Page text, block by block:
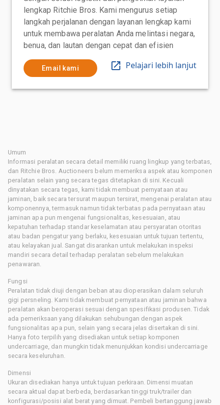
lengkap Ritchie Bros. Kami mengurus setiap
langkah perjalanan dengan layanan lengkap kami
untuk membawa peralatan Anda melintasi negara,
benua, dan lautan dengan cepat dan efisien
Email kami Pelajari lebih lanjut
Umum
Informasi peralatan secara detail memiliki ruang lingkup yang terbatas,
dan Ritchie Bros. Auctioneers belum memeriksa aspek atau komponen
peralatan selain yang secara tegas ditetapkan di sini. Kecuali
dinyatakan secara tegas, kami tidak membuat pernyataan atau
jaminan, baik secara tersurat maupun tersirat, mengenai peralatan atau
komponennya, termasuk namun tidak terbatas pada pernyataan atau
jaminan apa pun mengenai fungsionalitas, kesesuaian, atau
kepatuhan terhadap standar keselamatan atau persyaratan otoritas
atau badan pengatur yang berlaku, kesesuaian untuk tujuan tertentu,
atau kelayakan jual. Sangat disarankan untuk melakukan inspeksi
mandiri secara detail terhadap peralatan sebelum melakukan
penawaran.
Fungsi
Peralatan tidak diuji dengan beban atau dioperasikan dalam seluruh
gigi persneling. Kami tidak membuat pernyataan atau jaminan bahwa
peralatan akan beroperasi sesuai dengan spesifikasi produsen. Tidak
ada pemeriksaan yang dilakukan sehubungan dengan aspek
fungsionalitas apa pun, selain yang secara jelas disertakan di sini.
Hanya foto terpilih yang disediakan untuk setiap komponen
undercarriage, dan mungkin tidak menunjukkan kondisi undercarriage
secara keseluruhan.
Dimensi
Ukuran disediakan hanya untuk tujuan perkiraan. Dimensi muatan
secara aktual dapat berbeda, berdasarkan tinggi truk/trailer dan
konfigurasi/posisi alat berat yang dimuat. Pembeli bertanggung jawab